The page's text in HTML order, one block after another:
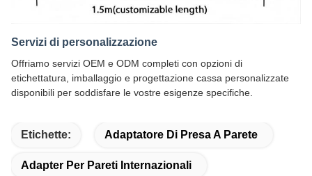
Servizi di personalizzazione
Offriamo servizi OEM e ODM completi con opzioni di
etichettatura, imballaggio e progettazione cassa personalizzate
disponibili per soddisfare le vostre esigenze specifiche.
Etichette: Adaptatore Di Presa A Parete
Adapter Per Pareti Internazionali